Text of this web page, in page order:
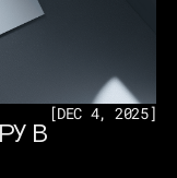
[DEC 4, 2025]
В